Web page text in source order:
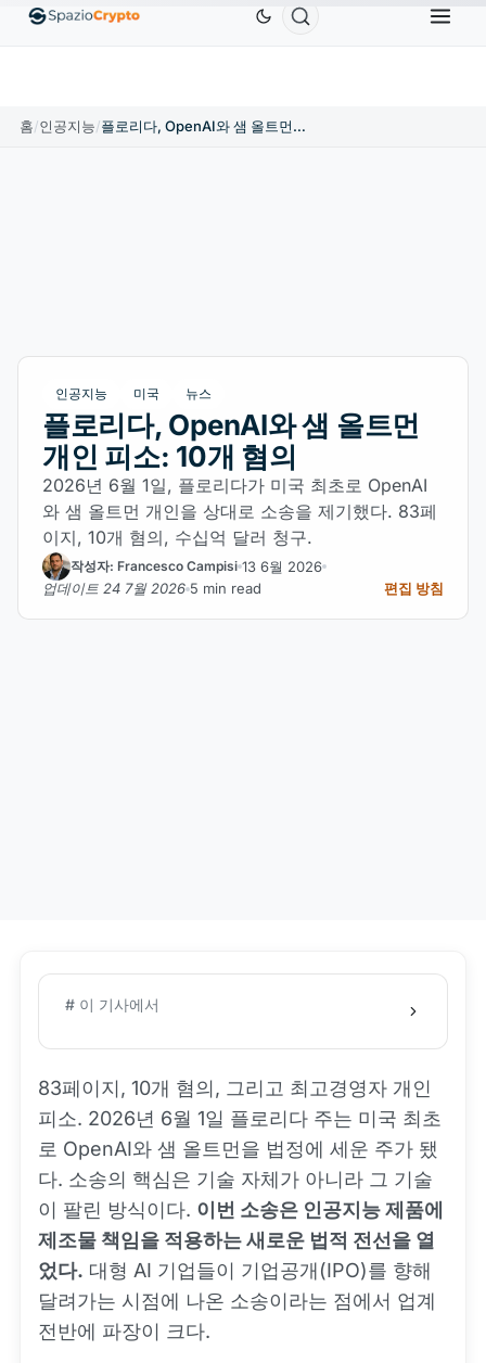
EthereumETHUS$1,880.58 TetherUSDT ↑0.00%
홈/인공지능/ 플로리다, OpenAI와 샘 올트먼 개인 피소: 10개 혐의
인공지능 미국 뉴스
플로리다, OpenAI와 샘 올트먼
개인 피소: 10개 혐의
2026년 6월 1일, 플로리다가 미국 최초로 OpenAI
와 샘 올트먼 개인을 상대로 소송을 제기했다. 83페
이지, 10개 혐의, 수십억 달러 청구.
작성자: Francesco Campisi 13 6월 2026
업데이트 24 7월 2026 5 min read 편집 방침
# 이 기사에서
83페이지, 10개 혐의, 그리고 최고경영자 개인
피소. 2026년 6월 1일 플로리다 주는 미국 최초
로 OpenAI와 샘 올트먼을 법정에 세운 주가 됐
다. 소송의 핵심은 기술 자체가 아니라 그 기술
이 팔린 방식이다. 이번 소송은 인공지능 제품에
제조물 책임을 적용하는 새로운 법적 전선을 열
었다. 대형 AI 기업들이 기업공개(IPO)를 향해
달려가는 시점에 나온 소송이라는 점에서 업계
전반에 파장이 크다.